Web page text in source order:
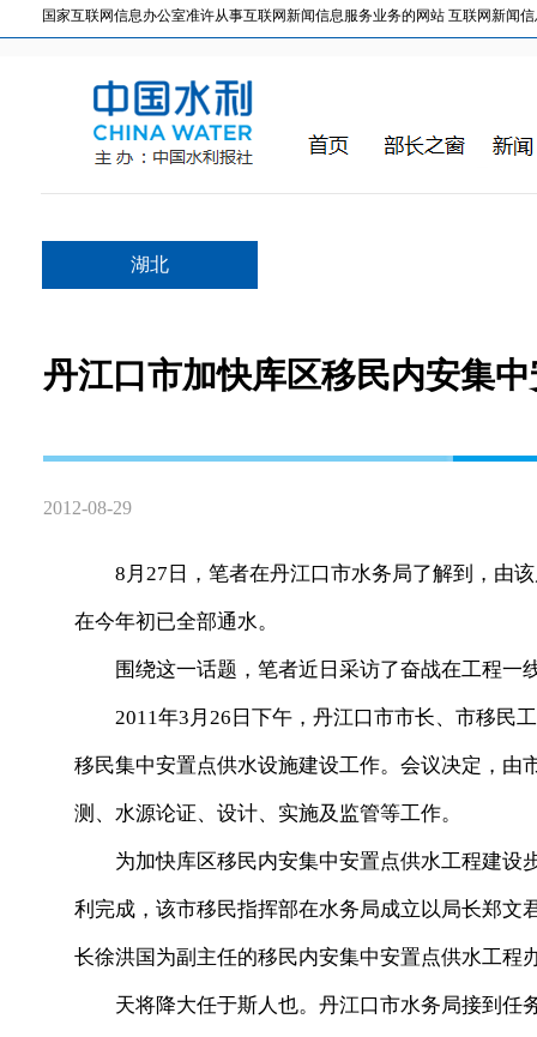
国家互联网信息办公室准许从事互联网新闻信息服务业务的网站 互联网新闻信
湖北
丹江口市加快库区移民内安集
2012-08-29
8月27日，笔者在丹江口市水务局了解到，由该
在今年初已全部通水。
围绕这一话题，笔者近日采访了奋战在工程一
2011年3月26日下午，丹江口市市长、市移民
移民集中安置点供水设施建设工作。会议决定，
测、水源论证、设计、实施及监管等工作。
为加快库区移民内安集中安置点供水工程建设
利完成，该市移民指挥部在水务局成立以局长郑
长徐洪国为副主任的移民内安集中安置点供水工程
天将降大任于斯人也。丹江口市水务局接到任